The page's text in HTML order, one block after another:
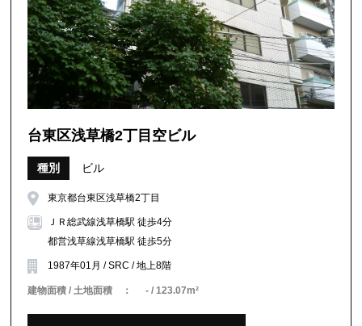
台東区浅草橋2丁目空ビル
種別 ビル
東京都台東区浅草橋2丁目
ＪＲ総武線浅草橋駅 徒歩4分
都営浅草線浅草橋駅 徒歩5分
1987年01月 / SRC / 地上8階
建物面積 / 土地面積 ： - / 123.07m²